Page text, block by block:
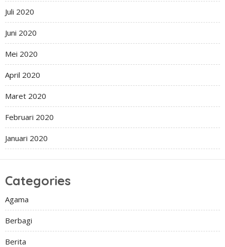
Juli 2020
Juni 2020
Mei 2020
April 2020
Maret 2020
Februari 2020
Januari 2020
Categories
Agama
Berbagi
Berita